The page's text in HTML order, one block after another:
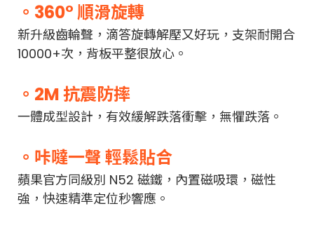
。360° 順滑旋轉
新升級齒輪聲，滴答旋轉解壓又好玩，支架耐開合
10000+次，背板平整很放心。
。2M 抗震防摔
一體成型設計，有效緩解跌落衝擊，無懼跌落。
。咔噠一聲 輕鬆貼合
蘋果官方同級別 N52 磁鐵，內置磁吸環，磁性
強，快速精準定位秒響應。